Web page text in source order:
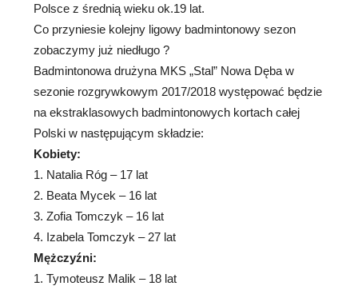
Polsce z średnią wieku ok.19 lat.
Co przyniesie kolejny ligowy badmintonowy sezon
zobaczymy już niedługo ?
Badmintonowa drużyna MKS „Stal” Nowa Dęba w
sezonie rozgrywkowym 2017/2018 występować będzie
na ekstraklasowych badmintonowych kortach całej
Polski w następującym składzie:
Kobiety:
1. Natalia Róg – 17 lat
2. Beata Mycek – 16 lat
3. Zofia Tomczyk – 16 lat
4. Izabela Tomczyk – 27 lat
Mężczyźni:
1. Tymoteusz Malik – 18 lat